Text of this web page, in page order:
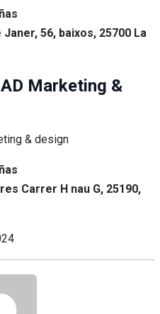
56, baixos, 25700 La
Marketing &
Carrer H nau G, 25190,